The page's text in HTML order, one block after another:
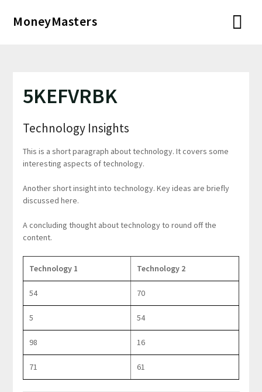
MoneyMasters
5KEFVRBK
Technology Insights
This is a short paragraph about technology. It covers some
interesting aspects of technology.
Another short insight into technology. Key ideas are briefly
discussed here.
A concluding thought about technology to round off the
content.
Technology 1 Technology 2
54 70
5 54
98 16
71 61